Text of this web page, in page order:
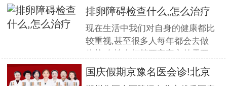
篇.对宫、腹腔镜等微创高科技技
术诊治子宫腺肌症、石女、子宫肌
瘤、女性不孕等妇科疑难杂症有一
套成熟完整的方案,深得患者好评!
排卵障碍检查什么,怎么治疗
现在生活中我们对自身的健康都比
较重视,甚至很多人每年都会去做
到医院做孕前检查,这样才能更好
的保证怀孕的诊疗率.有患者想了
国庆假期京豫名医会诊!北京